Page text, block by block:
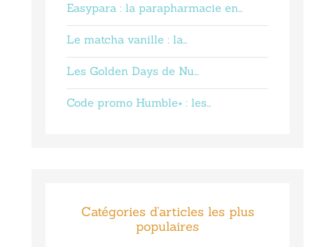
Easypara : la parapharmacie en…
Le matcha vanille : la…
Les Golden Days de Nu…
Code promo Humble+ : les…
Catégories d’articles les plus
populaires